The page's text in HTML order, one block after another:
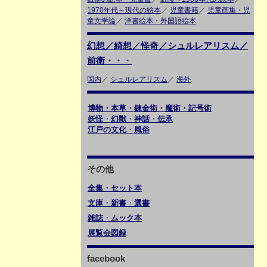
1970年代～現代の絵本／ 児童書籍／ 児童画集・児
童文学論／ 洋書絵本・外国語絵本
幻想／綺想／怪奇／シュルレアリスム／
前衛・・・
国内 ／ シュルレアリスム ／ 海外
博物・本草・錬金術・魔術・記号術
妖怪・幻獣・神話・伝承
江戸の文化・風俗
その他
全集・セット本
文庫・新書・選書
雑誌・ムック本
展覧会図録
facebook